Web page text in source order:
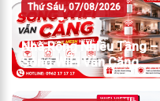
Thứ Sáu, 07/08/2026
Nhà Rộng Nhiều Tầng –
Sóng WiFi Vẫn Căng